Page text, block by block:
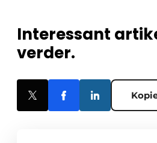
Interessant
verder.